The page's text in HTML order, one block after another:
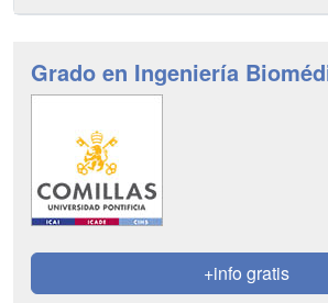
Grado en Ingeniería
+info gratis